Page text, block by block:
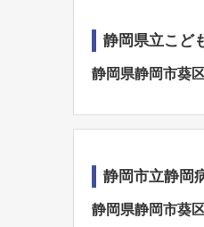
静岡県立こど
静岡県静岡市葵
静岡市立静岡
静岡県静岡市葵